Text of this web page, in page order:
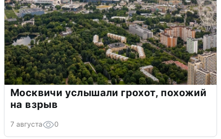
Москвичи услышали грохот, похожий
на взрыв
7 августа 0